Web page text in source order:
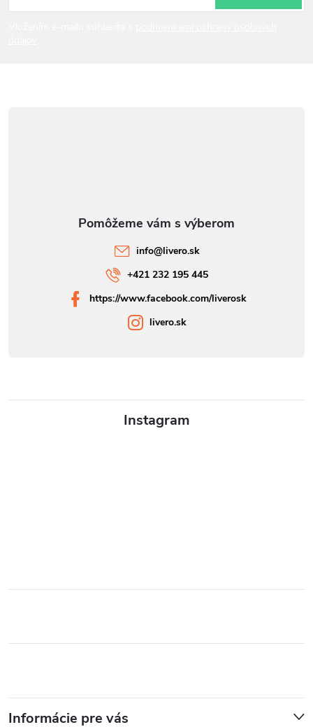
Instagram
Informácie pre vás
info@livero.sk
+421 232 195 445
https://www.facebook.com/liverosk
livero.sk